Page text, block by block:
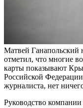
Матвей Ганапольский
отметил, что многие
карты показывают
Российской
журналиста, нет
Руководство компании